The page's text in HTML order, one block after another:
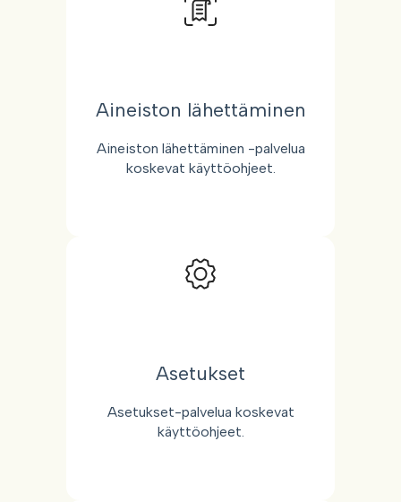
Aineiston lähettäminen
Aineiston lähettäminen -palvelua
koskevat käyttöohjeet.
Asetukset
Asetukset-palvelua koskevat
käyttöohjeet.